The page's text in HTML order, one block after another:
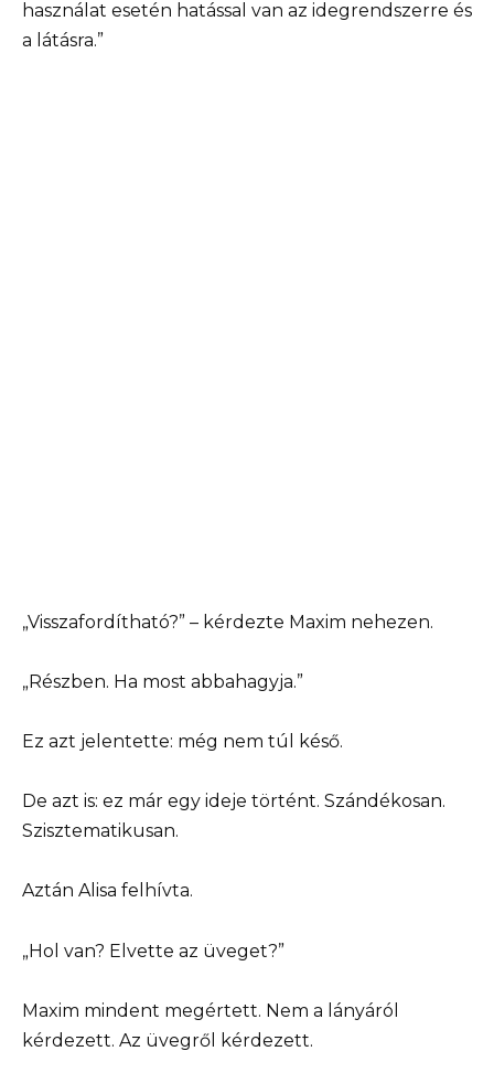
használat esetén hatással van az idegrendszerre és
a látásra.”
„Visszafordítható?” – ​​kérdezte Maxim nehezen.
„Részben. Ha most abbahagyja.”
Ez azt jelentette: még nem túl késő.
De azt is: ez már egy ideje történt. Szándékosan.
Szisztematikusan.
Aztán Alisa felhívta.
„Hol van? Elvette az üveget?”
Maxim mindent megértett. Nem a lányáról
kérdezett. Az üvegről kérdezett.